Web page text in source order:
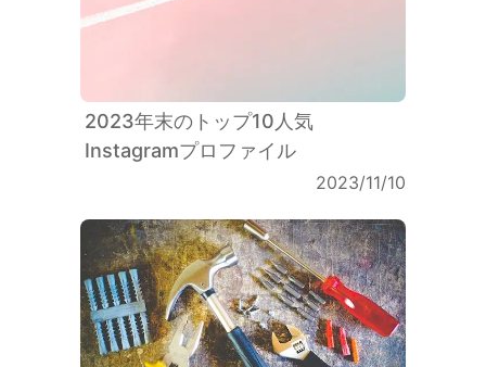
2023年末のトップ10人気
Instagramプロファイル
2023/11/10